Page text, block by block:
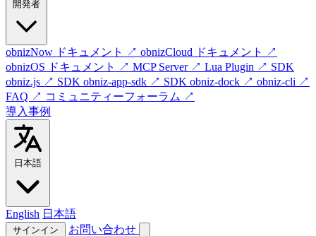
obnizNow ドキュメント ↗ obnizCloud ドキュメント
↗
obnizOS ドキュメント
↗ MCP Server ↗ Lua Plugin ↗ SDK
obniz.js ↗ SDK obniz-app-sdk ↗ SDK obniz-dock ↗ obniz-cli ↗
FAQ ↗ コミュニティーフォーラム ↗
導入事例
日本語
English 日本語
お問い合わせ